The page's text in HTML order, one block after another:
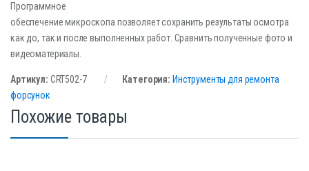
Программное
обеспечение микроскопа позволяет сохранить результаты осмотра
как до, так и после выполненных работ. Сравнить полученные фото и
видеоматериалы.
Артикул: CRT502-7 Категория: Инструменты для ремонта
форсунок
Похожие товары